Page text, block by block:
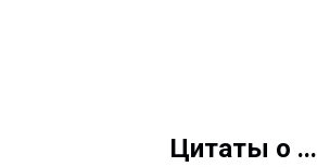
Цитаты о ...